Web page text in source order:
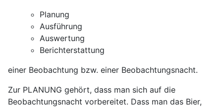
Planung
Ausführung
Auswertung
Berichterstattung
einer Beobachtung bzw. einer Beobachtungsnacht.
Zur PLANUNG gehört, dass man sich auf die
Beobachtungsnacht vorbereitet. Dass man das Bier,